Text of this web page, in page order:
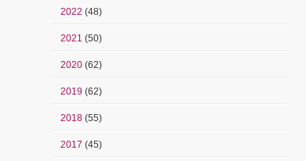
2022 (48)
2021 (50)
2020 (62)
2019 (62)
2018 (55)
2017 (45)